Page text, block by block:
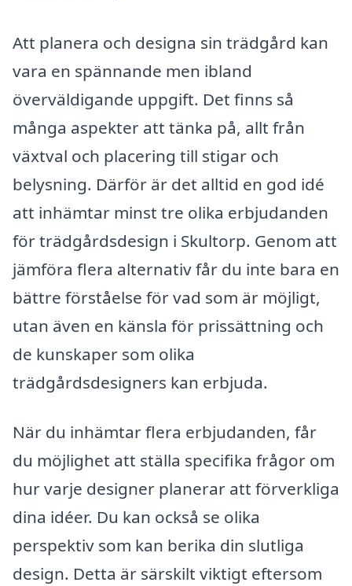
Att planera och designa sin trädgård kan
vara en spännande men ibland
överväldigande uppgift. Det finns så
många aspekter att tänka på, allt från
växtval och placering till stigar och
belysning. Därför är det alltid en god idé
att inhämtar minst tre olika erbjudanden
för trädgårdsdesign i Skultorp. Genom att
jämföra flera alternativ får du inte bara en
bättre förståelse för vad som är möjligt,
utan även en känsla för prissättning och
de kunskaper som olika
trädgårdsdesigners kan erbjuda.
När du inhämtar flera erbjudanden, får
du möjlighet att ställa specifika frågor om
hur varje designer planerar att förverkliga
dina idéer. Du kan också se olika
perspektiv som kan berika din slutliga
design. Detta är särskilt viktigt eftersom